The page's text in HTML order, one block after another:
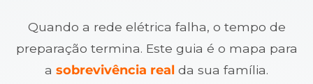
Quando a rede elétrica falha, o tempo de
preparação termina. Este guia é o mapa para
a sobrevivência real da sua família.